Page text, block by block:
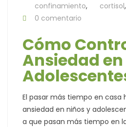
confinamiento, cortisol,
0 comentario
Cómo
Ansiedad en
El pasar más tiempo en casa
ansiedad en niños y
a que pasan más tiempo en